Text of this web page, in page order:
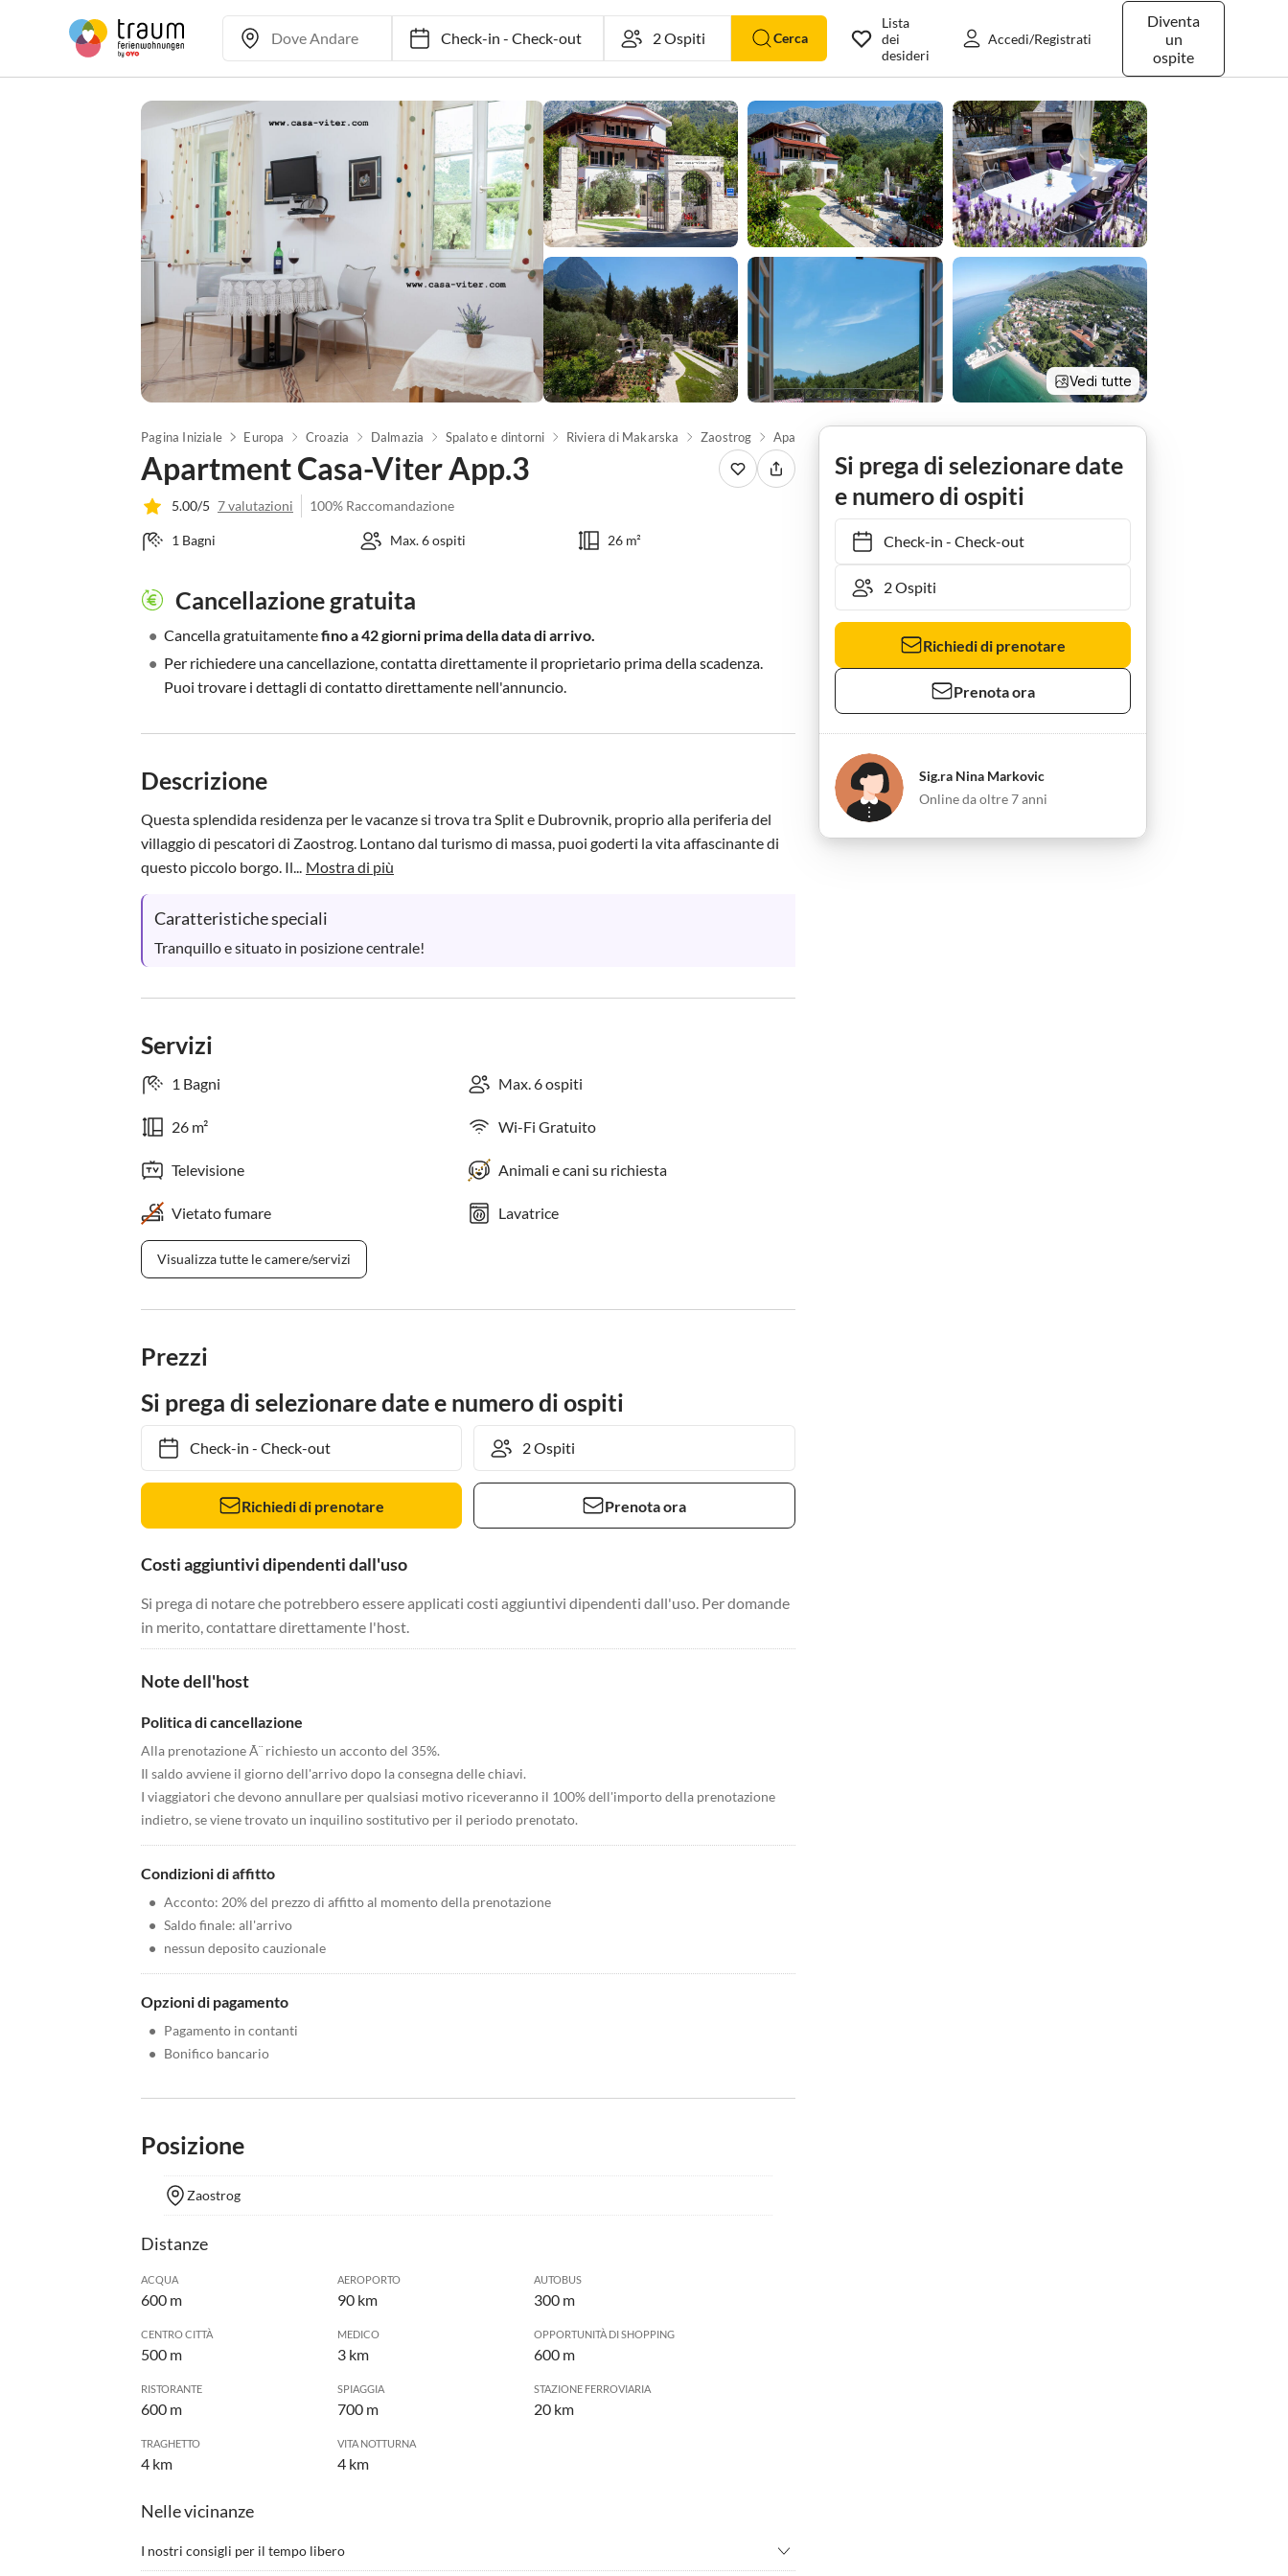
Check-in- Check-out Cerca
Diventa
un
ospite
Lista
dei
desideri
Accedi/Registrati
Vedi tutte
Pagina Iniziale Europa Croazia Dalmazia Spalato e dintorni Riviera di Makarska Zaostrog Apartment Casa-Viter App.3
Apartment Casa-Viter App.3
5.00/5 7 valutazioni 100% Raccomandazione
1 Bagni Max. 6 ospiti 26 m²
Cancellazione gratuita
• Cancella gratuitamentefino a 42 giorni prima della data di arrivo.
• Per richiedere una cancellazione, contatta direttamente il proprietario prima della scadenza.
Puoi trovare i dettagli di contatto direttamente nell'annuncio.
Descrizione
Questa splendida residenza per le vacanze si trova tra Split e Dubrovnik, proprio alla periferia del
villaggio di pescatori di Zaostrog. Lontano dal turismo di massa, puoi goderti la vita affascinante di
questo piccolo borgo. Il... Mostra di più
Caratteristiche speciali
Tranquillo e situato in posizione centrale!
Servizi
1 Bagni Max. 6 ospiti
26 m² Wi-Fi Gratuito
Televisione Animali e cani su richiesta
Vietato fumare Lavatrice
Visualizza tutte le camere/servizi
Prezzi
Si prega di selezionare date e numero di ospiti
Check-in- Check-out
Richiedi di prenotare Prenota ora
Costi aggiuntivi dipendenti dall'uso
Si prega di notare che potrebbero essere applicati costi aggiuntivi dipendenti dall'uso. Per domande
in merito, contattare direttamente l'host.
Note dell'host
Politica di cancellazione
Alla prenotazione Ã¨ richiesto un acconto del 35%.
Il saldo avviene il giorno dell'arrivo dopo la consegna delle chiavi.
I viaggiatori che devono annullare per qualsiasi motivo riceveranno il 100% dell'importo della prenotazione
indietro, se viene trovato un inquilino sostitutivo per il periodo prenotato.
Condizioni di affitto
• Acconto: 20% del prezzo di affitto al momento della prenotazione
• Saldo finale: all'arrivo
• nessun deposito cauzionale
Opzioni di pagamento
• Pagamento in contanti
• Bonifico bancario
Posizione
Zaostrog
Distanze
ACQUA
600 m
AEROPORTO
90 km
AUTOBUS
300 m
CENTRO CITTÀ
500 m
MEDICO
3 km
OPPORTUNITÀ DI SHOPPING
600 m
RISTORANTE
600 m
SPIAGGIA
700 m
STAZIONE FERROVIARIA
20 km
TRAGHETTO
4 km
VITA NOTTURNA
4 km
Nelle vicinanze
I nostri consigli per il tempo libero
Si prega di selezionare date
e numero di ospiti
Check-in- Check-out
Richiedi di prenotare
Prenota ora
Sig.ra Nina Markovic
Online da oltre 7 anni